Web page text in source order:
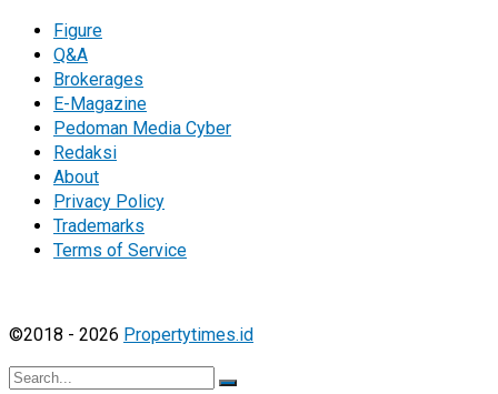
Figure
Q&A
Brokerages
E-Magazine
Pedoman Media Cyber
Redaksi
About
Privacy Policy
Trademarks
Terms of Service
©2018 - 2026 Propertytimes.id